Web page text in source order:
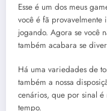
Esse é um dos meus
você é fã
jogando. Agora se você
também acabara se
Há uma variedades de
também a nossa
cenários, que por sinal
tempo.